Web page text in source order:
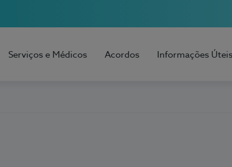
Serviços e Médicos Acordos Informações Úteis